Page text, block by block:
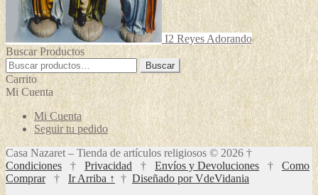
I2 Reyes Adorando
Buscar Productos
Buscar
por:
Buscar
Carrito
Mi Cuenta
Mi Cuenta
Seguir tu pedido
Casa Nazaret – Tienda de artículos religiosos © 2026 †
Condiciones † Privacidad † Envíos y Devoluciones † Como
Comprar† Ir Arriba ↑ † Diseñado por VdeVidania